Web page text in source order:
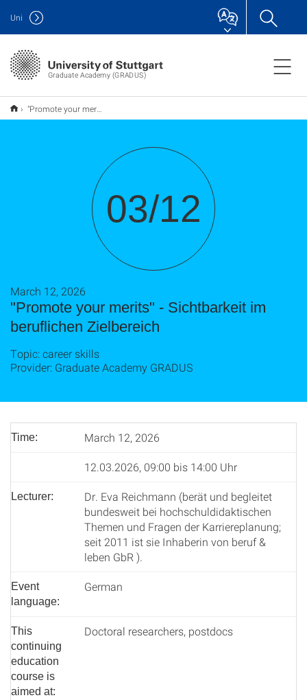
Graduate Academy (GRADUS)
Uni
"Promote your merits" - Sichtbarkeit im beruflichen Zielbereich
03/12
"Promote your merits" - Sichtbarkeit im
beruflichen Zielbereich
March 12, 2026
Topic: career skills
Provider: Graduate Academy GRADUS
Time: March 12, 2026
12.03.2026, 09:00 bis 14:00 Uhr
Lecturer:
Dr. Eva Reichmann (berät und begleitet
bundesweit bei hochschuldidaktischen
Themen und Fragen der Karriereplanung;
seit 2011 ist sie Inhaberin von beruf &
leben GbR ).
Event
language:
German
This
continuing
education
course is
aimed at:
Doctoral researchers, postdocs